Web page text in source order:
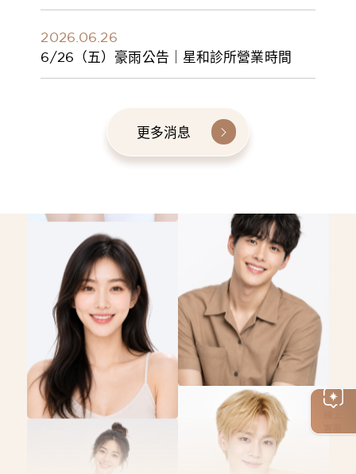
學人才新標準 建構健康美學產學共育模式 串
2026.06.26
6/26（五）豪雨公告｜星和診所營業時間
更多消息